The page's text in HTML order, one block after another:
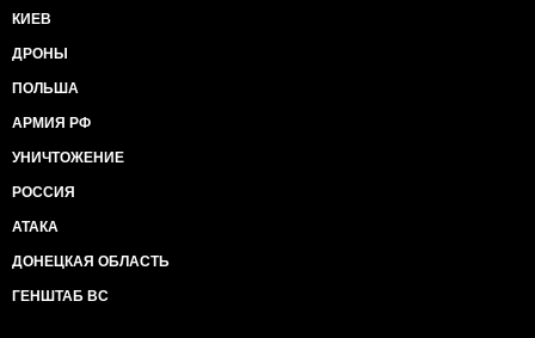
КИЕВ
ДРОНЫ
ПОЛЬША
АРМИЯ РФ
УНИЧТОЖЕНИЕ
РОССИЯ
АТАКА
ДОНЕЦКАЯ ОБЛАСТЬ
ГЕНШТАБ ВС